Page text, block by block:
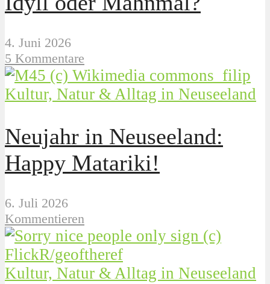
4. Juni 2026
5 Kommentare
Kultur, Natur & Alltag in Neuseeland
Neujahr in Neuseeland:
Happy Matariki!
6. Juli 2026
Kommentieren
Kultur, Natur & Alltag in Neuseeland